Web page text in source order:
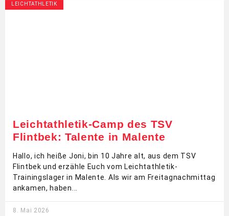
LEICHTATHLETIK
Leichtathletik-Camp des TSV
Flintbek: Talente in Malente
Hallo, ich heiße Joni, bin 10 Jahre alt, aus dem TSV
Flintbek und erzähle Euch vom Leichtathletik-
Trainingslager in Malente. Als wir am Freitagnachmittag
ankamen, haben
8. Mai 2026